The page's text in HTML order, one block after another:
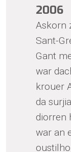
2006
Askorn
Sant-
Gant
war
krouer
da
diorren
war an